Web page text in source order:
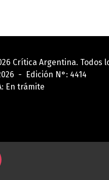
Crítica Argentina. Todos
- Edición N°: 4414
En trámite